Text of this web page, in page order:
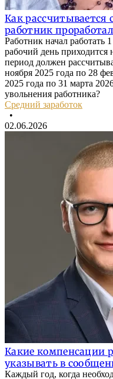
Как рассчитывается
работник
Работник начал работать
рабочий день приходится
период должен
ноября 2025 года по 28
2025 года по 31 марта
увольнения работника?
Средний заработок
•
02.06.2026
Какие компенсации
указывать в
Каждый год, когда